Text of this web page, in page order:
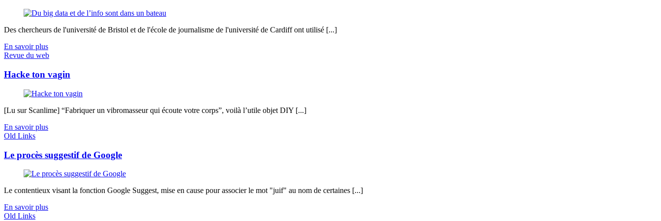
Des chercheurs de l'université de Bristol et de l'école de journalisme de l'université de Cardiff ont utilisé [...]
En savoir plus
Revue du web
Hacke ton vagin
[Lu sur Scanlime] “Fabriquer un vibromasseur qui écoute votre corps”, voilà l’utile objet DIY [...]
En savoir plus
Old Links
Le procès suggestif de Google
Le contentieux visant la fonction Google Suggest, mise en cause pour associer le mot "juif" au nom de certaines [...]
En savoir plus
Old Links